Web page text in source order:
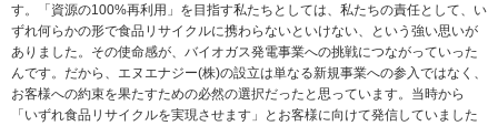
す。「資源の100%再利用」を目指す私たちとしては、私たちの責任として、い
ずれ何らかの形で食品リサイクルに携わらないといけない、という強い思いが
ありました。その使命感が、バイオガス発電事業への挑戦につながっていった
んです。だから、エヌエナジー(株)の設立は単なる新規事業への参入ではなく、
お客様への約束を果たすための必然の選択だったと思っています。当時から
「いずれ食品リサイクルを実現させます」とお客様に向けて発信していました